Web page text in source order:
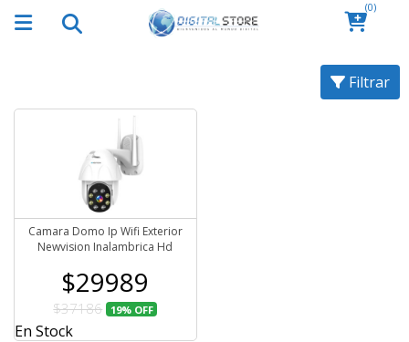
(0)
Filtrar
Camara Domo Ip Wifi Exterior
Newvision Inalambrica Hd
$29989
$37186 19% OFF
En Stock